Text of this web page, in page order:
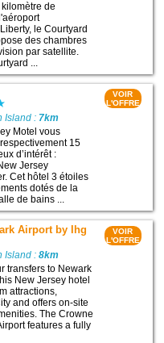
de
le Courtyard
des chambres
par satellite.
...
Island : 7km
Motel vous
15
d’intérêt :
Jersey
Cet hôtel 3 étoiles
dotés de la
de bains ...
VOIR
L'OFFRE
Airport by Ihg
Island :8km
transfers to Newark
New Jersey hotel
attractions,
and offers on-site
The Crowne
features a fully
VOIR
L'OFFRE